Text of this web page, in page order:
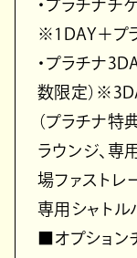
・プラチナチ
※1DAY＋プ
・プラチナ
数限定）
（プラチナ特
ラウンジ、専
場ファストレ
専用シャトル
■オプション